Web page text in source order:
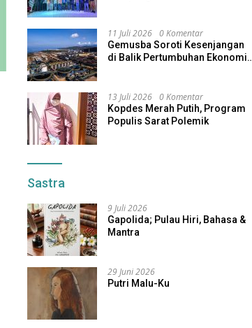
11 Juli 2026 0 Komentar
Gemusba Soroti Kesenjangan
di Balik Pertumbuhan Ekonomi
13 Juli 2026 0 Komentar
Kopdes Merah Putih, Program
Populis Sarat Polemik
Sastra
9 Juli 2026
Gapolida; Pulau Hiri, Bahasa &
Mantra
29 Juni 2026
Putri Malu-Ku